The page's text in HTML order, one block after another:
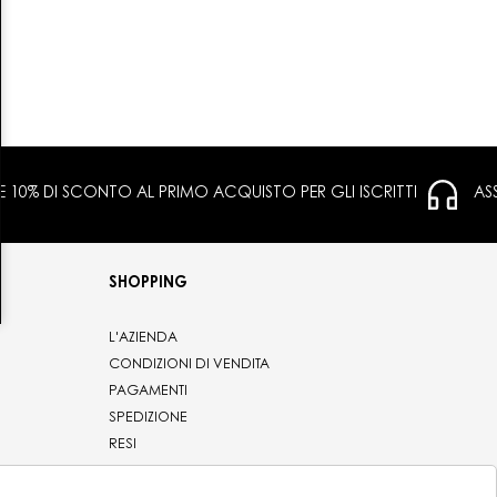
E 10% DI SCONTO AL PRIMO ACQUISTO PER GLI ISCRITTI
SHOPPING
L'AZIENDA
CONDIZIONI DI VENDITA
PAGAMENTI
SPEDIZIONE
RESI